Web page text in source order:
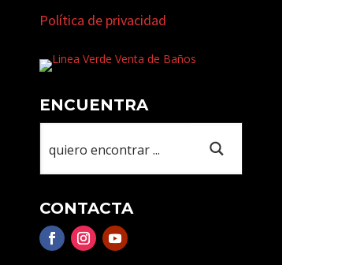
Política de privacidad
ENCUENTRA
CONTACTA